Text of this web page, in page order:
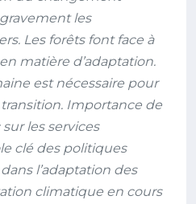
les
Les forêts font face à
matière d’adaptation.
est nécessaire pour
Importance de
les services
clé des politiques
l’adaptation des
climatique en cours